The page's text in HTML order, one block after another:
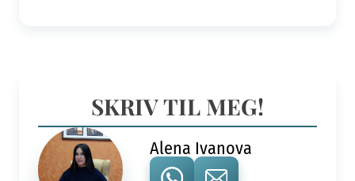
SKRIV TIL MEG!
Alena Ivanova